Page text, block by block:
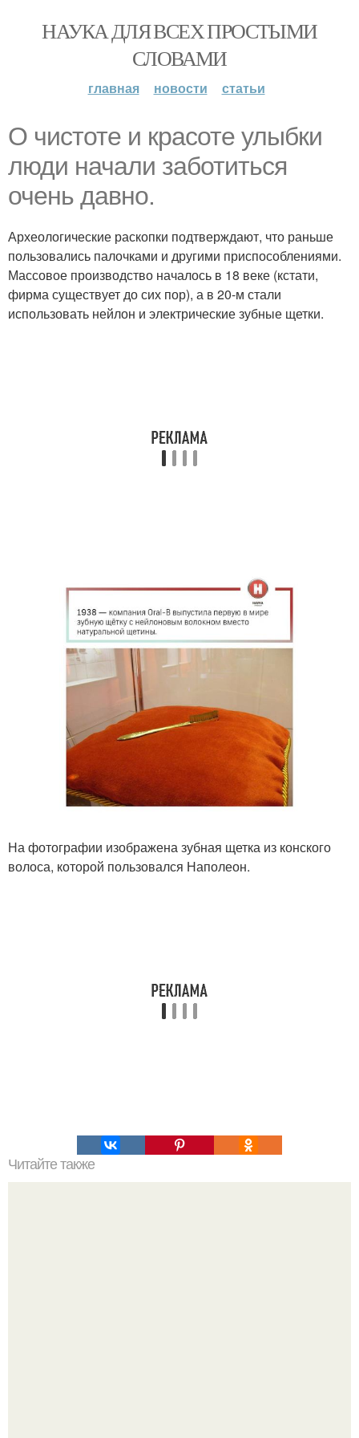
НАУКА ДЛЯ ВСЕХ ПРОСТЫМИ
СЛОВАМИ
главная новости статьи
О чистоте и красоте улыбки
люди начали заботиться
очень давно.
Археологические раскопки подтверждают, что раньше
пользовались палочками и другими приспособлениями.
Массовое производство началось в 18 веке (кстати,
фирма существует до сих пор), а в 20-м стали
использовать нейлон и электрические зубные щетки.
На фотографии изображена зубная щетка из конского
волоса, которой пользовался Наполеон.
Читайте также